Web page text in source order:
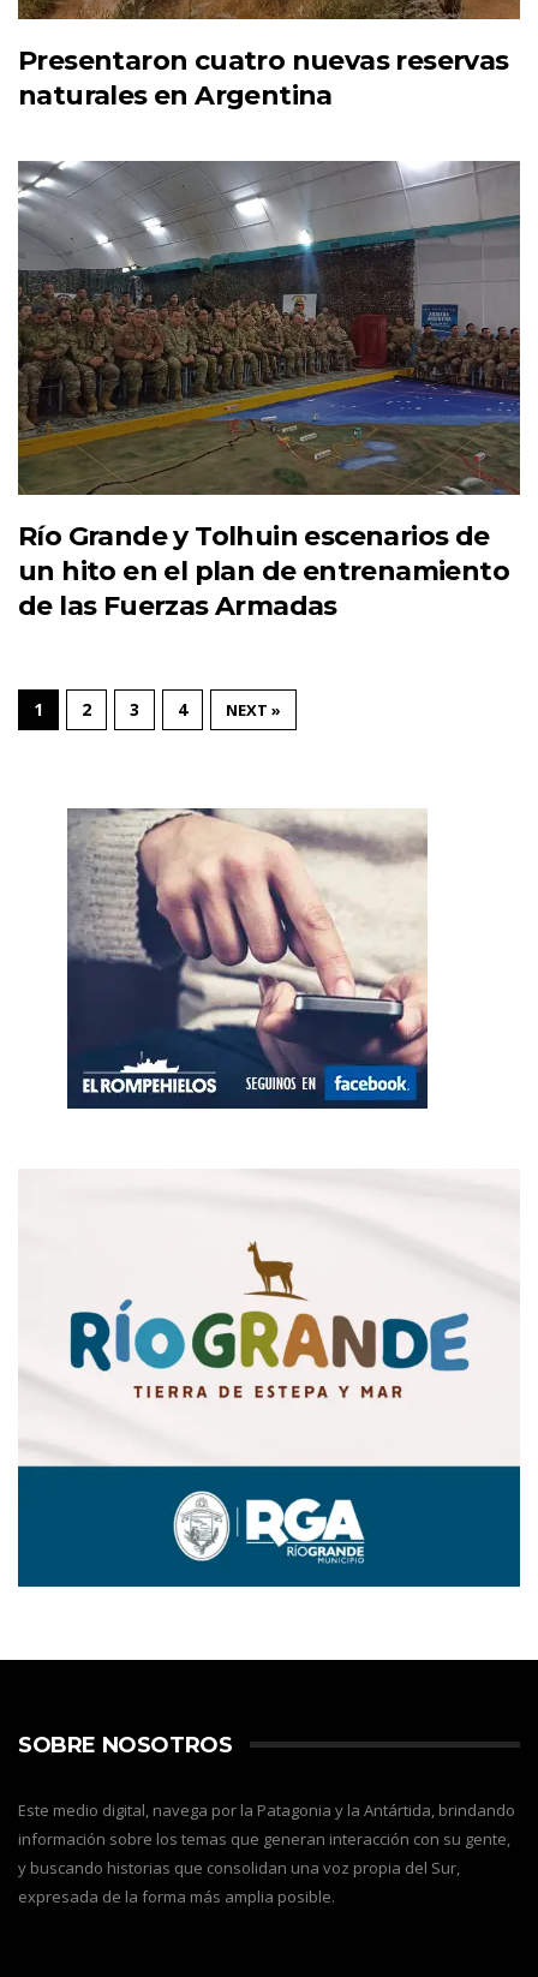
Presentaron cuatro nuevas reservas
naturales en Argentina
Río Grande y Tolhuin escenarios de
un hito en el plan de entrenamiento
de las Fuerzas Armadas
1 2 3 4 NEXT »
SOBRE NOSOTROS
Este medio digital, navega por la Patagonia y la Antártida, brindando
información sobre los temas que generan interacción con su gente,
y buscando historias que consolidan una voz propia del Sur,
expresada de la forma más amplia posible.